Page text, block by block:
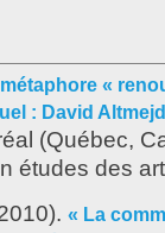
«
: David
(Québec,
études des
« La